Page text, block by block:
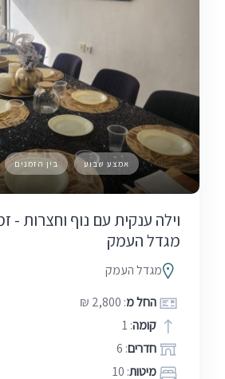
אמצע שבוע בין הזמנים
וילה ענקית עם נוף וחצרות -
מגדל העמק
מגדל העמק
החל מ: 2,800 ₪
קומה: 1
חדרים: 6
מיטות: 10